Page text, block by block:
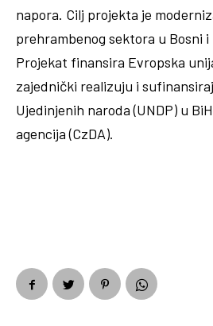
napora. Cilj projekta je
prehrambenog sektora u Bosni i
Projekat finansira Evropska
zajednički realizuju i
Ujedinjenih naroda (UNDP) u
agencija (CzDA).